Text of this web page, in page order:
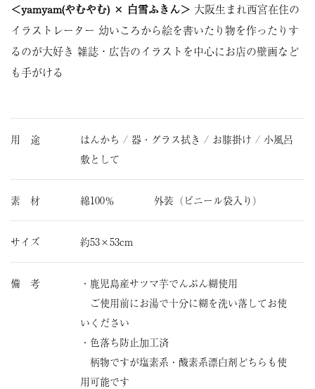
＜yamyam(やむやむ) × 白雪ふきん＞ 大阪生まれ西宮在住の
イラストレーター 幼いころから絵を書いたり物を作ったりす
るのが大好き 雑誌・広告のイラストを中心にお店の壁画など
も手がける
用 途
はんかち / 器・グラス拭き / お膝掛け / 小風呂
敷として
素 材 綿100％ 外装（ビニール袋入り）
サイズ 約53×53cm
備 考
・鹿児島産サツマ芋でんぷん糊使用
ご使用前にお湯で十分に糊を洗い落してお使
いください
・色落ち防止加工済
柄物ですが塩素系・酸素系漂白剤どちらも使
用可能です